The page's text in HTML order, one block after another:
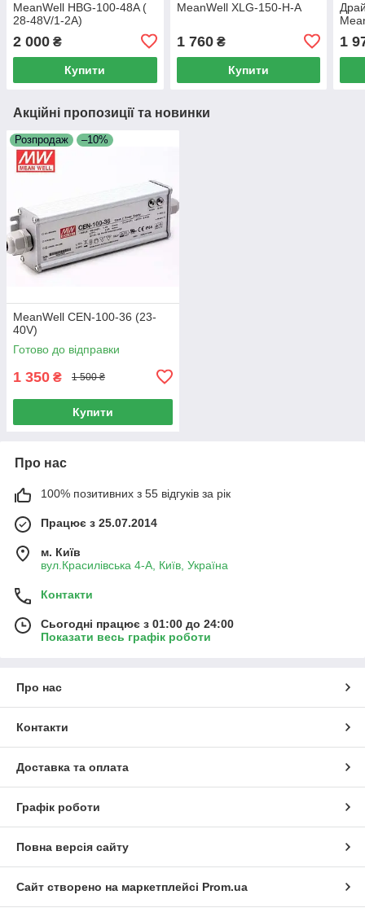
MeanWell HBG-100-48A (
28-48V/1-2A)
2 000 ₴
Купити
MeanWell XLG-150-H-A
1 760₴
Купити
1
Акційні пропозиції та новинки
Розпродаж –10%
MeanWell CEN-100-36 (23-
40V)
Готово до відправки
1 350 ₴ 1 500 ₴
Купити
Про нас
100% позитивних з 55 відгуків за рік
Працює з 25.07.2014
м. Київ
вул.Красилівська 4-А, Київ, Україна
Контакти
Сьогодні працює з 01:00 до 24:00
Показати весь графік роботи
Про нас
Контакти
Доставка та оплата
Графік роботи
Повна версія сайту
Сайт створено на маркетплейсі Prom.ua